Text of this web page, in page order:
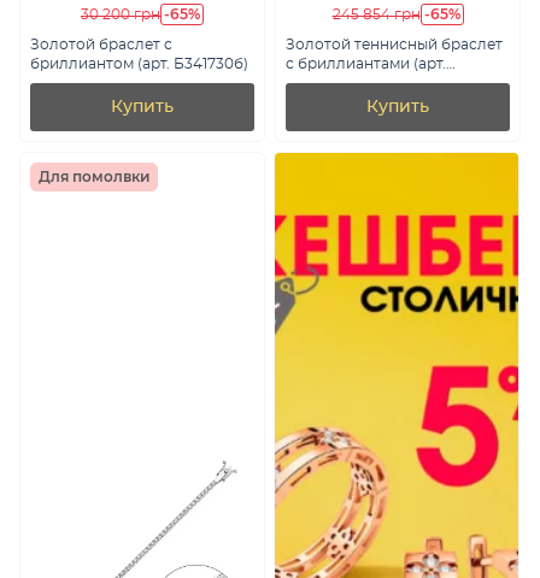
30 200 грн -65%
Золотой браслет с
бриллиантом (арт. Б341730б)
Купить
245 854 грн -65%
Золотой теннисный браслет
с бриллиантами (арт.
Б011208110б)
Купить
Для помолвки